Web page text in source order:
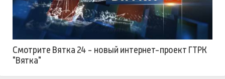
Смотрите Вятка 24 - новый интернет-проект ГТРК
"Вятка"